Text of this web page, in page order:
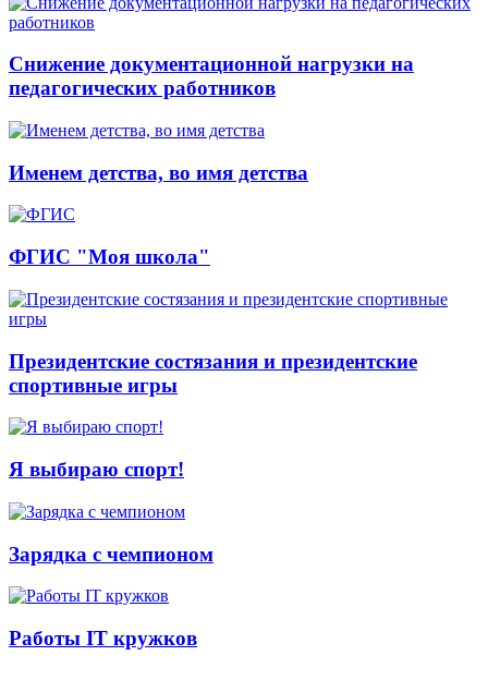
Снижение документационной нагрузки на
педагогических работников
Именем детства, во имя детства
ФГИС "Моя школа"
Президентские состязания и президентские
спортивные игры
Я выбираю спорт!
Зарядка с чемпионом
Работы IT кружков